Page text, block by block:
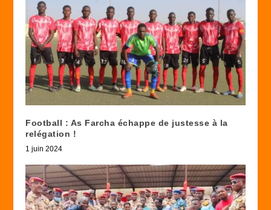
Football : As Farcha échappe de justesse à la
relégation !
1 juin 2024